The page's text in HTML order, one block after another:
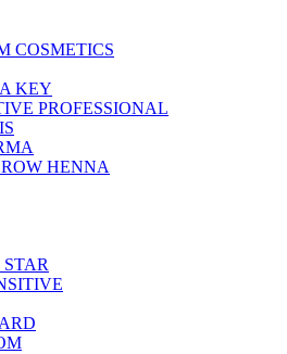
COSMETICS
KEY
PROFESSIONAL
HENNA